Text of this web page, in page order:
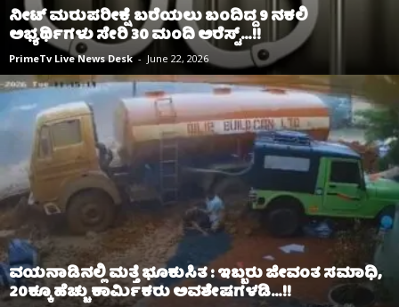
ನೀಟ್‌ ಮರುಪರೀಕ್ಷೆ ಬರೆಯಲು ಬಂದಿದ್ದ 9 ನಕಲಿ
ಅಭ್ಯರ್ಥಿಗಳು ಸೇರಿ 30 ಮಂದಿ ಅರೆಸ್ಟ್‌…!!
PrimeTv Live News Desk - June 22, 2026
ವಯನಾಡಿನಲ್ಲಿ ಮತ್ತೆ ಭೂಕುಸಿತ : ಇಬ್ಬರು ಜೀವಂತ ಸಮಾಧಿ,
20ಕ್ಕೂ ಹೆಚ್ಚು ಕಾರ್ಮಿಕರು ಅವಶೇಷಗಳಡಿ…!!